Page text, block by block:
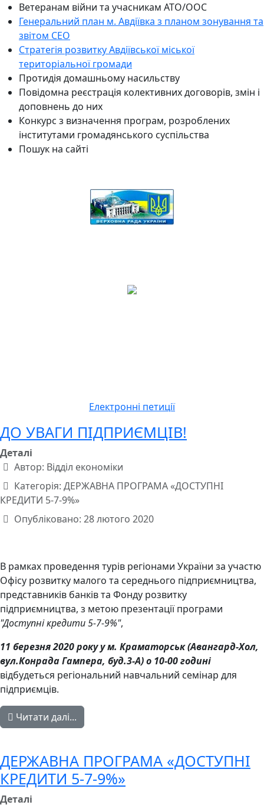
Ветеранам війни та учасникам АТО/ООС
Генеральний план м. Авдіївка з планом зонування та
звітом СЕО
Стратегія розвитку Авдіївської міської
територіальної громади
Протидія домашньому насильству
Повідомна реєстрація колективних договорів, змін і
доповнень до них
Конкурс з визначення програм, розроблених
інститутами громадянського суспільства
Пошук на сайті
Електронні петиції
ДО УВАГИ ПІДПРИЄМЦІВ!
Деталі
Автор: Відділ економіки
Категорія: ДЕРЖАВНА ПРОГРАМА «ДОСТУПНІ
КРЕДИТИ 5-7-9%»
Опубліковано: 28 лютого 2020
В рамках проведення турів регіонами України за участю
Офісу розвитку малого та середнього підприємництва,
представників банків та Фонду розвитку
підприємництва, з метою презентації програми
"Доступні кредити 5-7-9%",
11 березня 2020 року у м. Краматорськ (Авангард-Хол,
вул.Конрада Гампера, буд.3-А) о 10-00 годині
відбудеться регіональний навчальний семінар для
підприємців.
Читати далі...
ДЕРЖАВНА ПРОГРАМА «ДОСТУПНІ
КРЕДИТИ 5-7-9%»
Деталі